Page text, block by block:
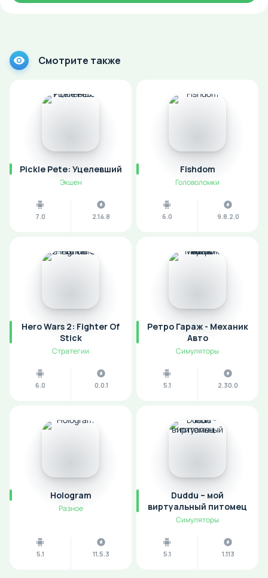
Смотрите также
Pickle Pete: Уцелевший
Экшен
7.0 2.14.8
Fishdom
Головоломки
6.0 9.8.2.0
Hero Wars 2: Fighter Of
Stick
Стратегии
6.0 0.0.1
Ретро Гараж - Механик
Авто
Симуляторы
5.1 2.30.0
Hologram
Разное
5.1 11.5.3
Duddu – мой
виртуальный питомец
Симуляторы
5.1 1.113